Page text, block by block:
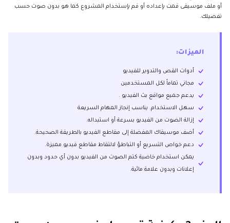
أو ملف موسيقى قمت بإعداده أو قم بإستخدام المشروع كما هو بدون صوت حسب
تفضيلك.
الميزات:
أدوات القص والتدوير للفيديو
مجاني تماماً لكل المستخدمين
يدعم جميع مواقع بث الفيديو .
سهل الاستخدام. يناسب إنجاز المهام السريعة
إزالة الصوت من الفيديو بسرعة أو استبداله.
أضف موسيقاك المفضلة إلى مقاطع الفيديو بالطريقة الصحيحة.
دعم خواص التسريع أو التباطؤ لالتقاط مقاطع فيديو مميزة.
يمكن استخدام خاصية كتم الصوت من الفيديو بدون أي حدود وبدون
إعلانات وبدون علامة مائية.